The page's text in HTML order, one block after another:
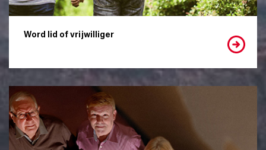
Word lid of vrijwilliger